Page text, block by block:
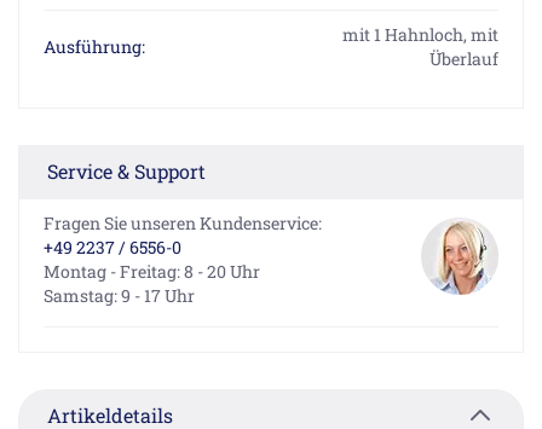
Ausführung:
mit 1 Hahnloch, mit
Überlauf
Service & Support
Fragen Sie unseren Kundenservice:
+49 2237 / 6556-0
Montag - Freitag: 8 - 20 Uhr
Samstag: 9 - 17 Uhr
Artikeldetails